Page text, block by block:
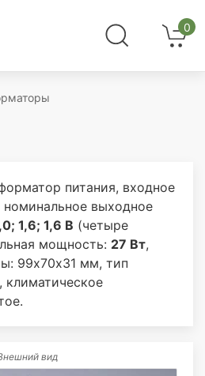
0
питания, входное
выходное
1,6; 1,6 В (четыре
мощность: 27 Вт,
99х70х31 мм, тип
климатическое
вид